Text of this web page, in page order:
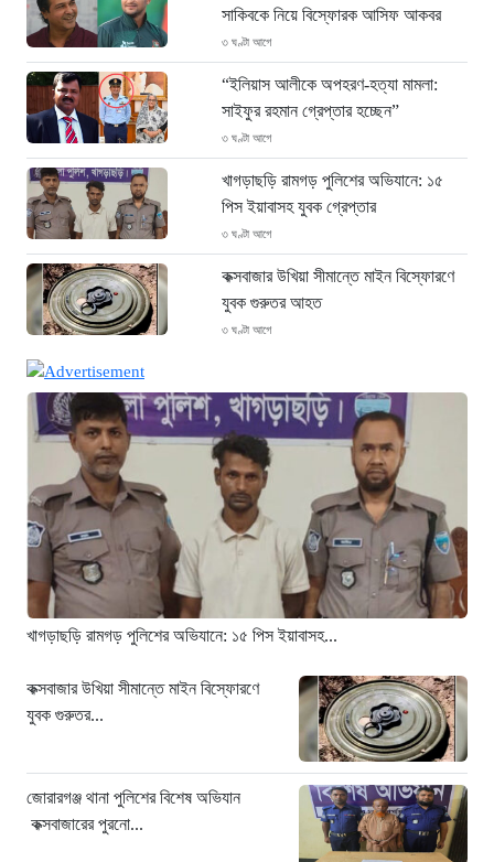
সাকিবকে নিয়ে বিস্ফোরক আসিফ আকবর
৩ ঘণ্টা আগে
“ইলিয়াস আলীকে অপহরণ-হত্যা মামলা:
সাইফুর রহমান গ্রেপ্তার হচ্ছেন”
৩ ঘণ্টা আগে
খাগড়াছড়ি রামগড় পুলিশের অভিযানে: ১৫
পিস ইয়াবাসহ যুবক গ্রেপ্তার
৩ ঘণ্টা আগে
কক্সবাজার উখিয়া সীমান্তে মাইন বিস্ফোরণে
যুবক গুরুতর আহত
৩ ঘণ্টা আগে
কক্সবাজারের পুরনো মাদক কারবারি গ্রেফতার
৩ ঘণ্টা আগে
ঢাকা চট্টগ্রাম মহাসড়ক স্টার লাইন বাসের
ধাক্কায় অটোরিকশা চালক নিহত
৪ ঘণ্টা আগে
হামে আরও ৬ শিশুর মৃত্যু, নতুন করে
আক্রান্ত ৮৫ জন
৬ ঘণ্টা আগে
দেড় বছরে শতাধিক দুর্ঘটনা
‘সচিবালয় অভিমুখে ১১ দলীয় ঐক্যের
পদযাত্রায় পুলিশের বাধা’
নদীদূষণ রোধে কঠোর প্রধানমন্ত্রী: সমন্বিত
খাগড়াছড়ি রামগড় পুলিশের অভিযানে: ১৫ পিস ইয়াবাসহ...
কক্সবাজার উখিয়া সীমান্তে মাইন বিস্ফোরণে
যুবক গুরুতর...
জোরারগঞ্জ থানা পুলিশের বিশেষ অভিযান
কক্সবাজারের পুরনো...